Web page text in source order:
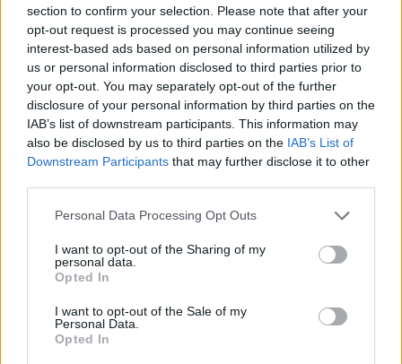
section to confirm your selection. Please note that after your
opt-out request is processed you may continue seeing
interest-based ads based on personal information utilized by
us or personal information disclosed to third parties prior to
your opt-out. You may separately opt-out of the further
disclosure of your personal information by third parties on the
IAB’s list of downstream participants. This information may
also be disclosed by us to third parties on the IAB’s List of
Downstream Participants that may further disclose it to other
Personal Data Processing Opt Outs
I want to opt-out of the Sharing of my
personal data.
Opted In
I want to opt-out of the Sale of my
Personal Data.
Opted In
la possibilità di chiedere un ulteriore periodo di 5 settimane
con la causale COVID-19 nazionale, con una procedura più
snella rispetto al passato;
l’introduzione di termini più stringenti per l’invio delle istanze
con previsione di una penalizzazione nei casi in cui la domanda
sia presentata oltre il termine stabilito;
la concessione dell’assegno per il nucleo familiare ai
beneficiari dell’assegno ordinario a seguito della sospensione o
la previsione che le ulteriori 5 settimane di Cassa
integrazione in deroga vengano autorizzate direttamente
dall’Inps, a cui andranno presentate le domande a partire dal 18
giugno.
Nei prossimi giorni, l’Inps emanerà le specifiche circolari che